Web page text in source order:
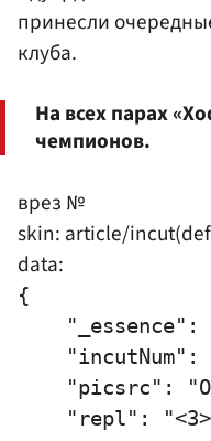
принесли
клуба.
На всех парах
чемпионов.
врез №
skin: article/
data:
{
"_essence":
"incutNum":
"picsrc":
"repl":